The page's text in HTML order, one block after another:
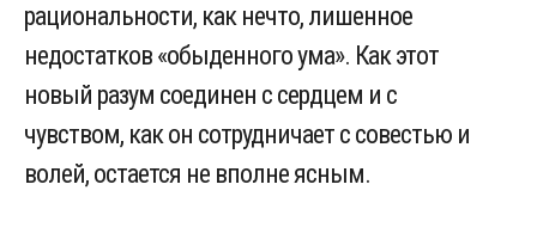
рациональности, как нечто, лишенное
недостатков «обыденного ума». Как этот
новый разум соединен с сердцем и с
чувством, как он сотрудничает с совестью и
волей, остается не вполне ясным.